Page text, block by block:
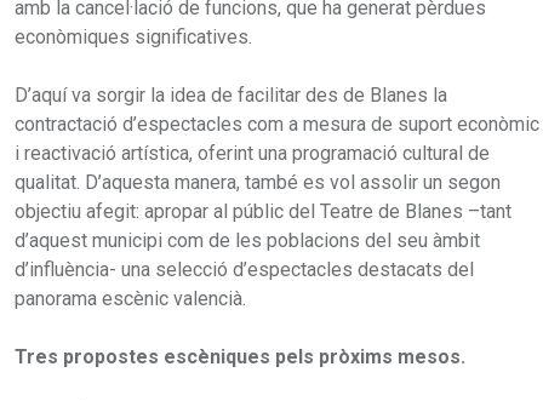
amb la cancel·lació de funcions, que ha generat pèrdues
econòmiques significatives.
D’aquí va sorgir la idea de facilitar des de Blanes la
contractació d’espectacles com a mesura de suport econòmic
i reactivació artística, oferint una programació cultural de
qualitat. D’aquesta manera, també es vol assolir un segon
objectiu afegit: apropar al públic del Teatre de Blanes –tant
d’aquest municipi com de les poblacions del seu àmbit
d’influència- una selecció d’espectacles destacats del
panorama escènic valencià.
Tres propostes escèniques pels pròxims mesos.